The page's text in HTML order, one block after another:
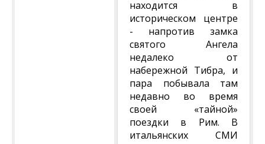
находится в
историческом центре
- напротив замка
святого Ангела
недалеко от
набережной Тибра, и
пара побывала там
недавно во время
своей «тайной»
поездки в Рим. В
итальянских СМИ